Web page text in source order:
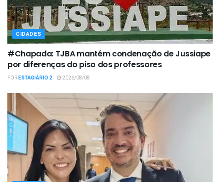
CIDADES
#Chapada: TJBA mantém condenação de Jussiape
por diferenças do piso dos professores
PORESTAGIÁRIO 2 2026/08/08